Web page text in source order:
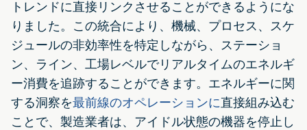
トレンドに直接リンクさせることができるようにな
りました。この統合により、機械、プロセス、スケ
ジュールの非効率性を特定しながら、ステーショ
ン、ライン、工場レベルでリアルタイムのエネルギ
ー消費を追跡することができます。エネルギーに関
する洞察を最前線のオペレーションに直接組み込む
ことで、製造業者は、アイドル状態の機器を停止し